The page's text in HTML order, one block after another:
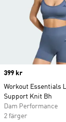
Price
399 kr
Workout Essentials
Support Knit Bh
Dam Performance
2 färger